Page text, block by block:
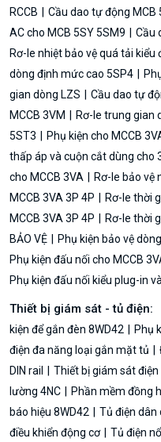
RCCB
Cầu dao tự động MCB
AC cho MCB 5SY 5SM9
Cầu
Rơ-le nhiệt bảo vệ quá tải kiểu
dòng định mức cao 5SP4
gian dòng LZS
Cầu dao tự
MCCB 3VM
Rơ-le trung gian
5ST3
Phụ kiện cho MCCB
thấp áp và cuộn cắt dùng cho
cho MCCB 3VA
Rơ-le bảo vệ
MCCB 3VA 3P 4P
Rơ-le thời
MCCB 3VA 3P 4P
Rơ-le thời
BẢO VỆ
Phụ kiện bảo vệ
Phụ kiện đấu nối cho MCCB
Phụ kiện đấu nối kiểu plug-in
Thiết bị giám sát - tủ điện:
kiện để gắn đèn 8WD42
Phụ
điện đa năng loại gắn mặt tủ
DIN rail
Thiết bị giám sát
lường 4NC
Phần mềm đồng
báo hiệu 8WD42
Tủ điện dân
điều khiển động cơ
Tủ điện